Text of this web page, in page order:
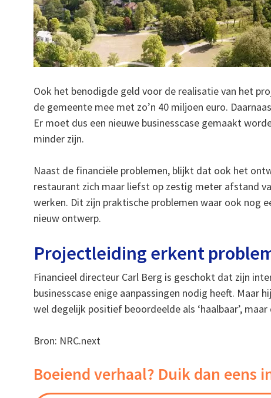
Ook het benodigde geld voor de realisatie van het
de gemeente mee met zo’n 40 miljoen euro.
Er moet dus een nieuwe businesscase gemaakt
minder zijn.
Naast de financiële problemen, blijkt dat ook het
restaurant zich maar liefst op zestig meter afstand
werken. Dit zijn praktische problemen waar ook nog
nieuw ontwerp.
Projectleiding erkent
Financieel directeur Carl Berg is geschokt dat zijn
businesscase enige aanpassingen nodig heeft. Maar
wel degelijk positief beoordeelde als ‘haalbaar’,
Bron: NRC.next
Boeiend verhaal? Duik dan eens